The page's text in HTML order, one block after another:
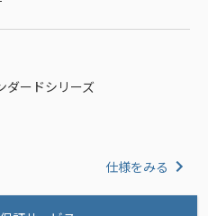
ダードシリーズ
仕様をみる